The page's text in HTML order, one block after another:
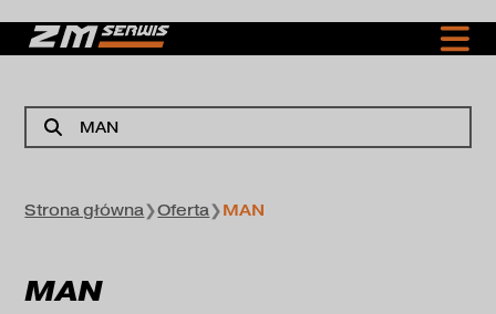
MAN
Strona główna❯Oferta❯MAN
MAN